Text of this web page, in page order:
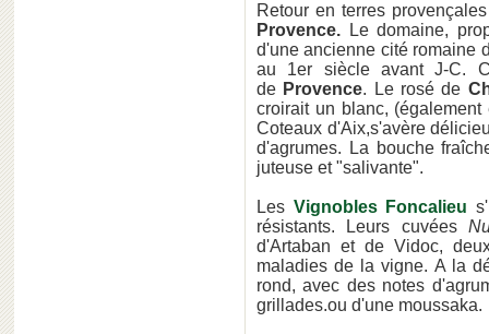
Retour en terres
Provence.
Le domaine,
d'une ancienne cité romaine
au 1er siècle avant J-C.
de Provence. Le rosé de
croirait un blanc,
Coteaux d'Aix,s'avère
d'agrumes. La bouche
juteuse et "salivante".
Les Vignobles Foncalieu
résistants. Leurs cuvées
d'Artaban et de Vidoc,
maladies de la vigne. A la
rond, avec des notes
grillades.ou d'une moussaka.